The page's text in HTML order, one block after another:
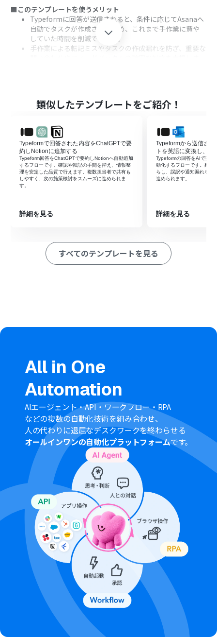
■このテンプレートを使うメリット
Typeformに回答が送信されると、条件に応じてAsanaへ
自動でタスクが作成されるため、これまで手作業に費や
していた時間を削減できます。
手作業による転記ミスやタスクの作成漏れを防ぎ、重要な
次に、トリガーでTypeformを選択し、「フォームが送信
されたら」というアクションを設定します
回答があった場合のみ後続の処理に進むよう条件を指定
します
最後に、オペレーションでAsanaの「タスクを追加」アク
ションを設定し、Typeformの回答内容をもとにタスクを
作成します
※「トリガー」：フロー起動のきっかけとなるアクション、「オ
■このワークフローのカスタムポイント
い。例えば、特定の選択肢が選ばれた場合や、特定のキ
ーワードが自由記述欄に含まれていた場合などを条件に
指定することが可能です。
い。
る機能（オペレーション）となっております。フリープラ
ンの場合は設定しているフローボットのオペレーション
はエラーとなりますので、ご注意ください。
パーソナルプランなどの有料プランは、2週間の無料トラ
イアルを行うことが可能です。無料トライアル中には制限
対象のアプリや機能（オペレーション）を使用すること
ができます。詳しくは、料金プランのページをご参照くだ
さい。
類似したテンプレートをご紹介！
Typeformで回答された内容をChatGPTで要
約しNotionに追加する
Typeform回答をChatGPTで要約しNotionへ自動追加
するフローです。確認や転記の手間を抑え、情報整
理を安定した品質で行えます。複数担当者で共有も
しやすく、次の施策検討をスムーズに進められま
す。
詳細を見る
Typeformから送信さ
トを英語に変換し、
Typeformの回答をAIで英
動化するフローです。翻訳
らし、誤訳や通知漏れを防
進められます。
詳細を見る
すべてのテンプレートを見る
All in One
Automation
AIエージェント・API・ワークフロー・RPA
などの複数の自動化技術を組み合わせ、
人の代わりに退屈なデスクワークを終わらせる
オールインワンの自動化プラットフォームです。